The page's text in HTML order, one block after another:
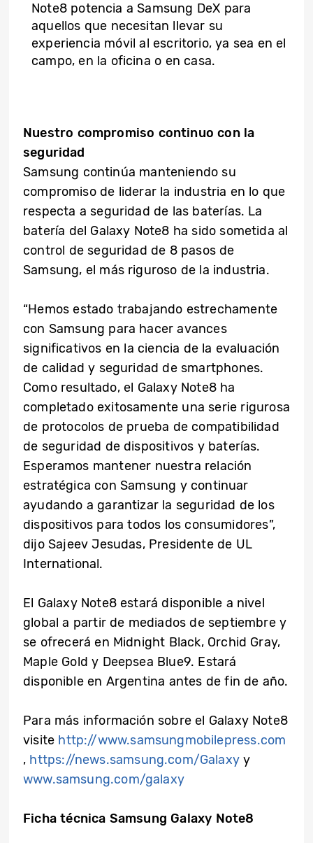
Note8 potencia a Samsung DeX para
aquellos que necesitan llevar su
experiencia móvil al escritorio, ya sea en el
campo, en la oficina o en casa.
Nuestro compromiso continuo con la
seguridad
Samsung continúa manteniendo su
compromiso de liderar la industria en lo que
respecta a seguridad de las baterías. La
batería del Galaxy Note8 ha sido sometida al
control de seguridad de 8 pasos de
Samsung, el más riguroso de la industria.
“Hemos estado trabajando estrechamente
con Samsung para hacer avances
significativos en la ciencia de la evaluación
de calidad y seguridad de smartphones.
Como resultado, el Galaxy Note8 ha
completado exitosamente una serie rigurosa
de protocolos de prueba de compatibilidad
de seguridad de dispositivos y baterías.
Esperamos mantener nuestra relación
estratégica con Samsung y continuar
ayudando a garantizar la seguridad de los
dispositivos para todos los consumidores”,
dijo Sajeev Jesudas, Presidente de UL
International.
El Galaxy Note8 estará disponible a nivel
global a partir de mediados de septiembre y
se ofrecerá en Midnight Black, Orchid Gray,
Maple Gold y Deepsea Blue9. Estará
disponible en Argentina antes de fin de año.
Para más información sobre el Galaxy Note8
visite http://www.samsungmobilepress.com
, https://news.samsung.com/Galaxy y
www.samsung.com/galaxy
Ficha técnica Samsung Galaxy Note8